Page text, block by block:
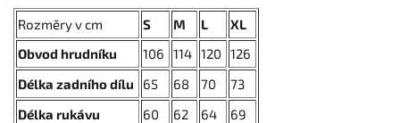
Rozměry v cm S M L
XL
Obvod hrudníku
106 114 120
126
Délka zadního dílu
65 68 70
73
Délka rukávu
60 62 64 69